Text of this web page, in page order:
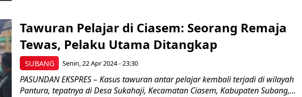
SUBANG
Tawuran Pelajar di Ciasem: Seorang Remaja
Tewas, Pelaku Utama Ditangkap
Senin, 22 Apr 2024 - 23:30
PASUNDAN EKSPRES – Kasus tawuran antar pelajar kembali terjadi di wilayah
Pantura, tepatnya di Desa Sukahaji, Kecamatan Ciasem, Kabupaten Subang,...